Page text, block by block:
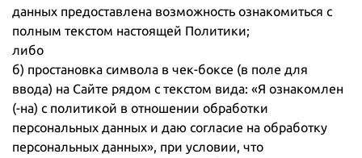
данных предоставлена возможность ознакомиться с
полным текстом настоящей Политики;
либо
б) простановка символа в чек-боксе (в поле для
ввода) на Сайте рядом с текстом вида: «Я ознакомлен
(-на) с политикой в отношении обработки
персональных данных и даю согласие на обработку
персональных данных», при условии, что